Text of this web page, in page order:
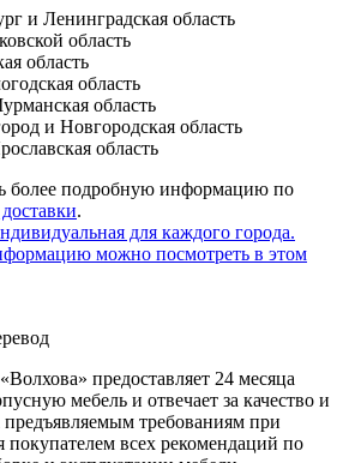
и Ленинградская область
область
область
область
область
и Новгородская область
область
более подробную информацию по
.
для каждого города.
можно посмотреть в этом
предоставляет 24 месяца
мебель и отвечает за качество и
предъяв­ляе­мым требованиям при
покупателем всех рекомендаций по